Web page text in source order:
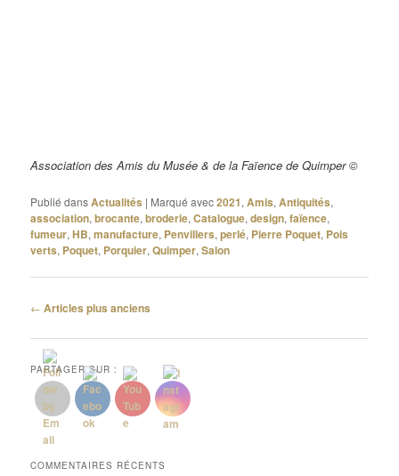
Association des Amis du Musée & de la Faïence de Quimper ©
Publié dansActualités | Marqué avec2021,Amis,Antiquités,
association,brocante,broderie,Catalogue,design,faïence,
fumeur,HB,manufacture, Penvillers,perlé, Pierre Poquet, Pois
verts, Poquet, Porquier,Quimper,Salon
Navigation
articles
← Articles plus anciens
PARTAGER SUR :
COMMENTAIRES RÉCENTS